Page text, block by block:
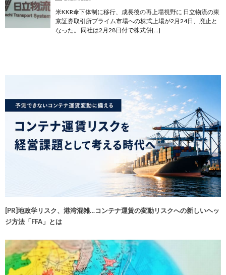
米KKR傘下体制に移行、成長後の再上場視野に 日立物流の東
京証券取引所プライム市場への株式上場が2月24日、廃止と
なった。 同社は2月28日付で株式併[…]
[PR]地政学リスク、港湾混雑…コンテナ運賃の変動リスクへの新しいヘッ
ジ方法「FFA」とは